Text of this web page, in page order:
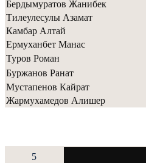
Бердымуратов Жанибек
Тилеулесулы Азамат
Камбар Алтай
Ермуханбет Манас
Туров Роман
Буржанов Ранат
Мустапенов Кайрат
Жармухамедов Алишер
5